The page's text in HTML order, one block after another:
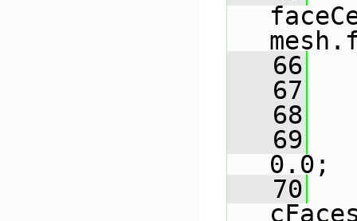
   66
   67
   68
   69
0.0;
   70